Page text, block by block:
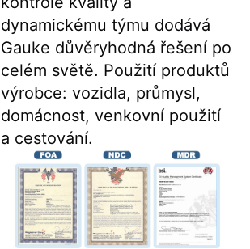
dynamickému týmu dodává
Gauke důvěryhodná řešení po
celém světě. Použití produktů
výrobce: vozidla, průmysl,
domácnost, venkovní použití
a cestování.